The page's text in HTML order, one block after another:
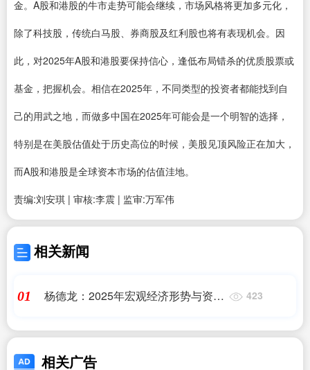
金。A股和港股的牛市走势可能会继续，市场风格将更加多元化，
除了科技股，传统白马股、券商股及红利股也将有表现机会。因
此，对2025年A股和港股要保持信心，逢低布局错杀的优质股票或
基金，把握机会。相信在2025年，不同类型的投资者都能找到自
己的用武之地，而做多中国在2025年可能会是一个明智的选择，
特别是在美股估值处于历史高位的时候，美股见顶风险正在加大，
而A股和港股是全球资本市场的估值洼地。
责编:刘安琪 | 审核:李震 | 监审:万军伟
相关新闻
01
杨德龙：2025年宏观经济形势与资本
423
相关广告